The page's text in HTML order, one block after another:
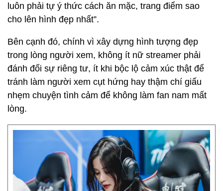
luôn phải tự ý thức cách ăn mặc, trang điểm sao
cho lên hình đẹp nhất”.
Bên cạnh đó, chính vì xây dựng hình tượng đẹp
trong lòng người xem, không ít nữ streamer phải
đánh đổi sự riêng tư, ít khi bộc lộ cảm xúc thật để
tránh làm người xem cụt hứng hay thậm chí giấu
nhẹm chuyện tình cảm để không làm fan nam mất
lòng.